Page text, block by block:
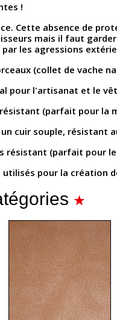
!
Cette absence de
mais il faut
les agressions
(collet de vache
pour l'artisanat et le
(parfait pour la
cuir souple, résistant
résistant (parfait pour
pour la création